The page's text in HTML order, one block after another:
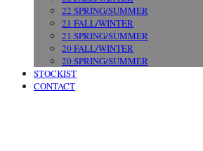
22 SPRING/SUMMER
21 FALL/WINTER
21 SPRING/SUMMER
20 FALL/WINTER
20 SPRING/SUMMER
STOCKIST
CONTACT